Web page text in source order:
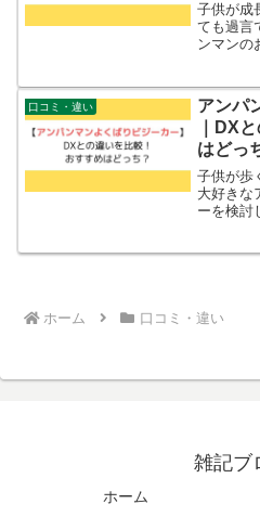
子供が成
ても過言
ンマンの
が、中
ーカー
も多いの
ンマン
口コミ・違い
アンパ
｜DX
はどっ
子供が歩
大好きな
ーを検討
しょう
りビジ
ホーム 口コミ・違い
雑記ブ
ホーム